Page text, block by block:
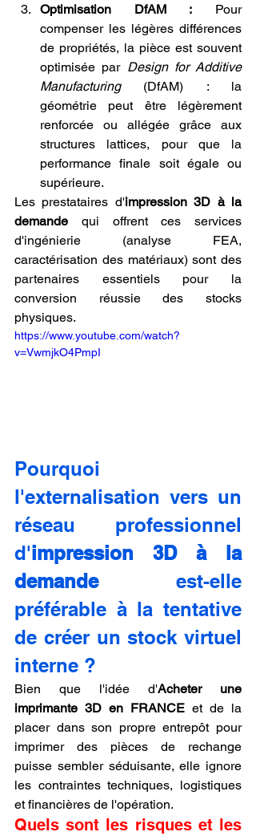
Optimisation DfAM : Pour
compenser les légères différences
de propriétés, la pièce est souvent
optimisée par Design for Additive
Manufacturing (DfAM) : la
géométrie peut être légèrement
renforcée ou allégée grâce aux
structures lattices, pour que la
performance finale soit égale ou
supérieure.
Les prestataires d'impression 3D à la
demande qui offrent ces services
d'ingénierie (analyse FEA,
caractérisation des matériaux) sont des
partenaires essentiels pour la
conversion réussie des stocks
physiques.
https://www.youtube.com/watch?
v=VwmjkO4PmpI
Pourquoi
l'externalisation vers un
réseau professionnel
d'impression 3D à la
demande est-elle
préférable à la tentative
de créer un stock virtuel
interne ?
Bien que l'idée d'Acheter une
imprimante 3D en FRANCE et de la
placer dans son propre entrepôt pour
imprimer des pièces de rechange
puisse sembler séduisante, elle ignore
les contraintes techniques, logistiques
et financières de l'opération.
Quels sont les risques et les